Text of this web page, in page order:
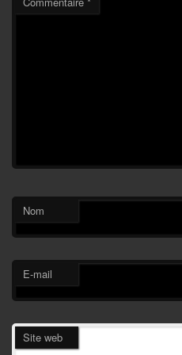
Nom
E-mail
Site web